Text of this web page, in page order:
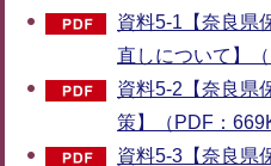
資料5-1【奈良
直しについて】
資料5-2【奈良
策】（PDF：
資料5-3【奈良